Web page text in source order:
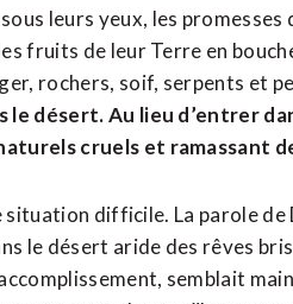
leurs yeux, les
fruits de leur Terre en
rochers, soif, serpents et
le désert. Au lieu d’entrer
cruels et ramassant
situation difficile. La parole
le désert aride des rêves
semblait